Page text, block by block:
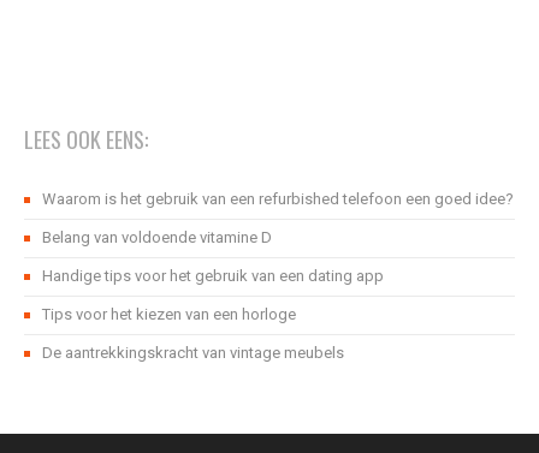
LEES OOK EENS:
Waarom is het gebruik van een refurbished telefoon een goed idee?
Belang van voldoende vitamine D
Handige tips voor het gebruik van een dating app
Tips voor het kiezen van een horloge
De aantrekkingskracht van vintage meubels